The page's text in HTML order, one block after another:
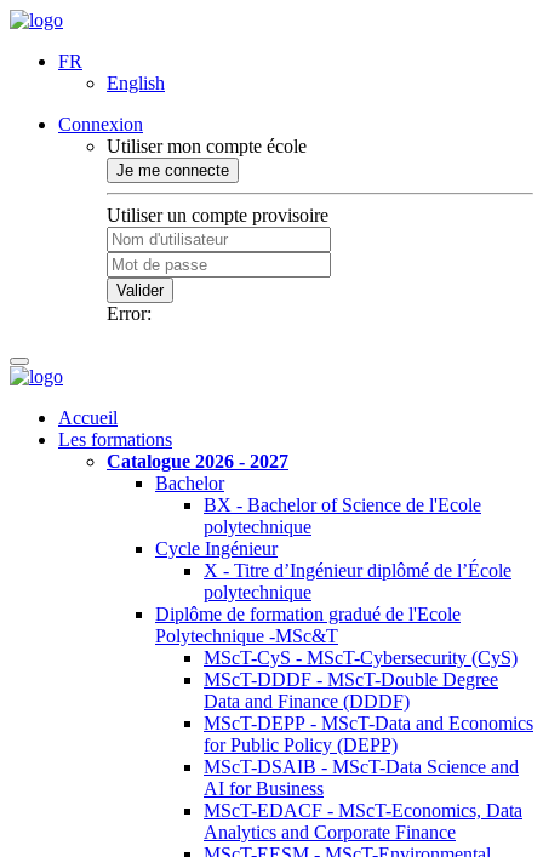
FR
English
Connexion
Utiliser mon compte école
Je me connecte
Utiliser un compte provisoire
Valider
Error:
Accueil
Les formations
Catalogue 2026 - 2027
Bachelor
BX - Bachelor of Science de l'Ecole
polytechnique
Cycle Ingénieur
X - Titre d’Ingénieur diplômé de l’École
polytechnique
Diplôme de formation gradué de l'Ecole
Polytechnique -MSc&T
MScT-CyS - MScT-Cybersecurity (CyS)
MScT-DDDF - MScT-Double Degree
Data and Finance (DDDF)
MScT-DEPP - MScT-Data and Economics
for Public Policy (DEPP)
MScT-DSAIB - MScT-Data Science and
AI for Business
MScT-EDACF - MScT-Economics, Data
Analytics and Corporate Finance